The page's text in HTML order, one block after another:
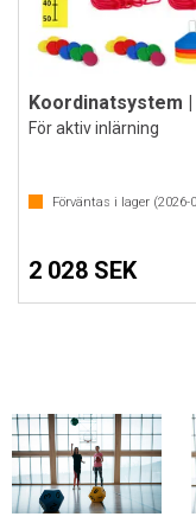
För aktiv inlärning
Förväntas i lager (2026-
2 028 SEK